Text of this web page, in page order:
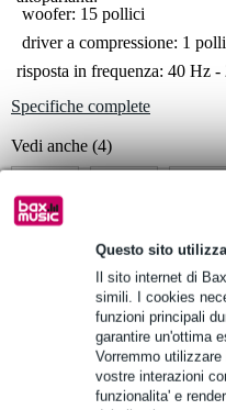
Questo sito
Il sito internet di
simili. I cookies
funzioni principali
garantire un'ottima
Vorremmo
vostre interazioni
funzionalita' e
woofer: 15 pollici
driver a compressione: 1
risposta in frequenza: 40 Hz
Specifiche complete
Vedi anche (4)
Vedi anche (1)